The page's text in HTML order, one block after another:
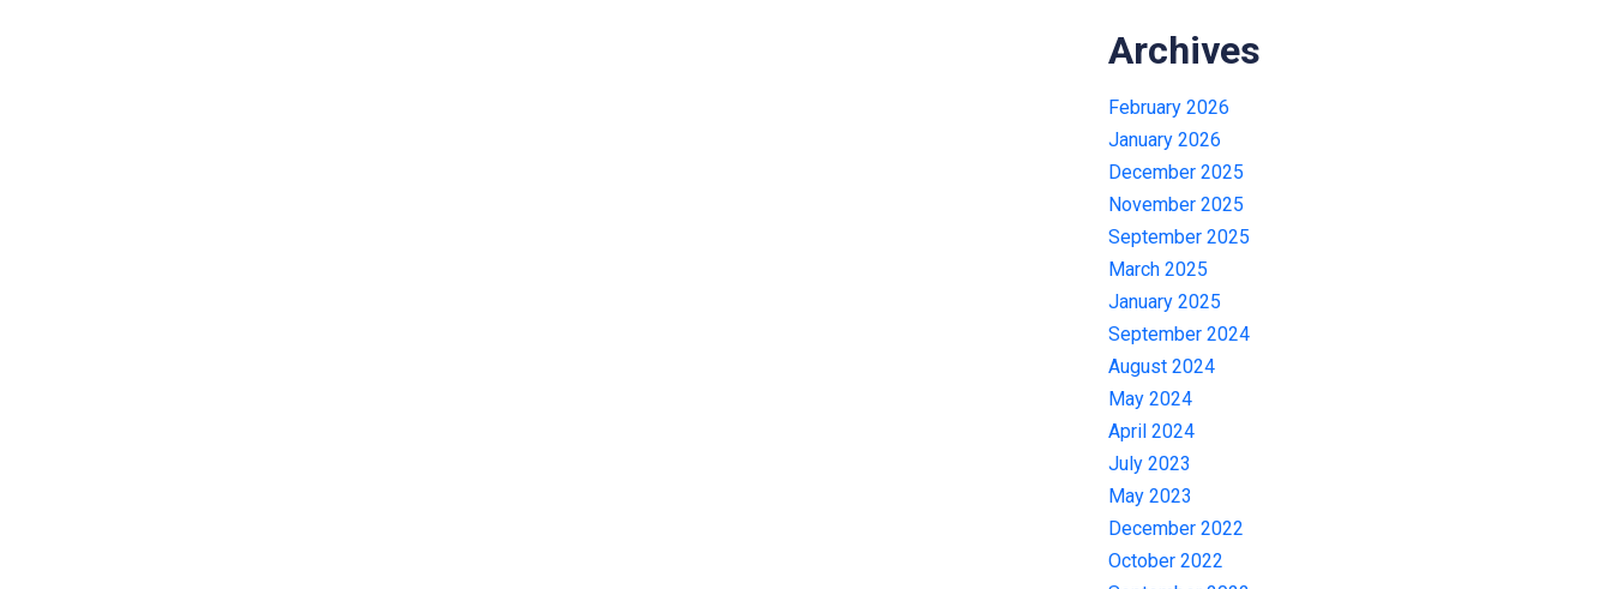
Archives
February 2026
January 2026
December 2025
November 2025
September 2025
March 2025
January 2025
September 2024
August 2024
May 2024
April 2024
July 2023
May 2023
December 2022
October 2022